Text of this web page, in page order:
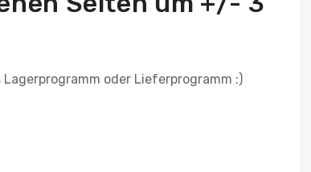
oder Lieferprogramm :)